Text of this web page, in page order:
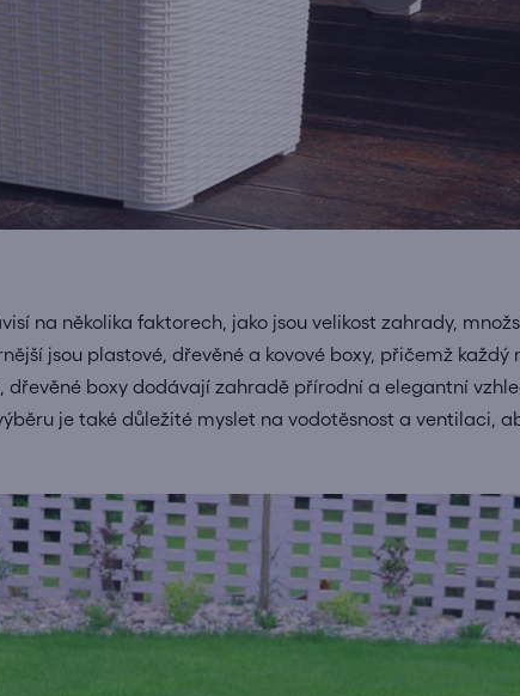
na několika faktorech, jako jsou velikost zahrady,
jsou plastové, dřevěné a kovové boxy, přičemž
dřevěné boxy dodávají zahradě přírodní a elegantní
je také důležité myslet na vodotěsnost a ventilaci,